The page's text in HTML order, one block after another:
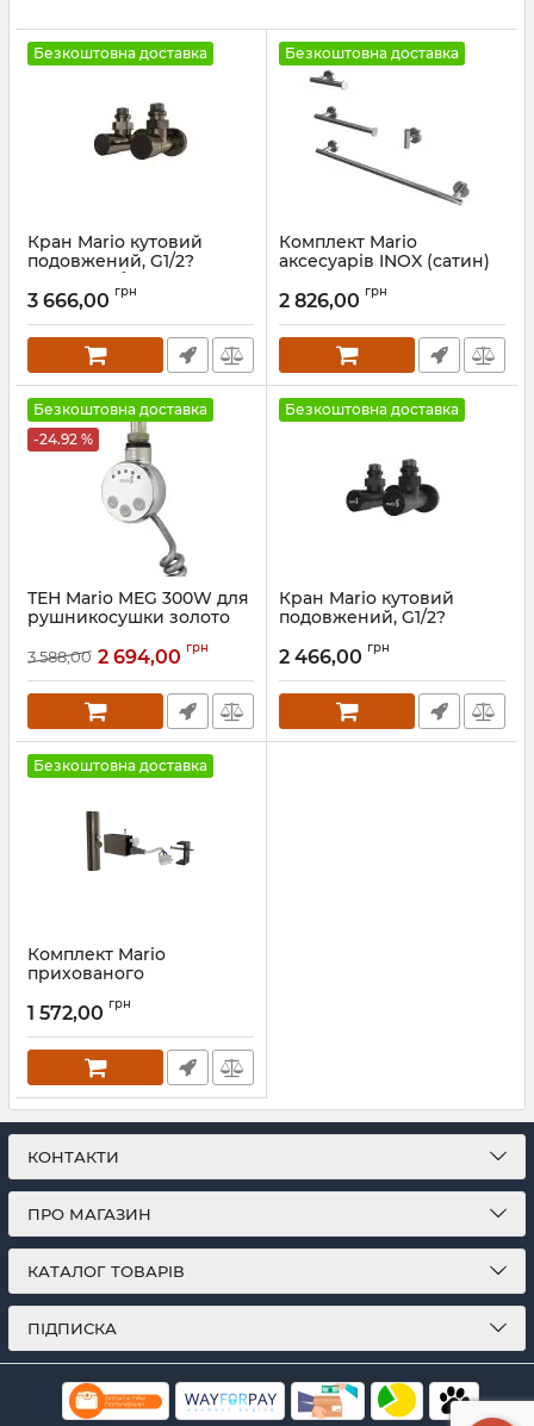
Безкоштовна доставка
Кран Mario кутовий
подовжений, G1/2?
комплект бронза
Артикул:4.0.0101.55.P-br
3 666,00 грн
Безкоштовна доставка
Комплект Mario
аксесуарів INOX (сатин)
2 826,00 грн
Безкоштовна доставка
-24.92 %
ТЕН Mario MEG 300W для
рушникосушки золото
3 588,00 2 694,00 грн
Безкоштовна доставка
Кран Mario кутовий
подовжений, G1/2?
Артикул:4.0.0101.55.P-BM
2 466,00 грн
Безкоштовна доставка
Комплект Mario
прихованого
трубу) бронза
Артикул:3.0.0900.0.P-br
1 572,00 грн
КОНТАКТИ
ПРО МАГАЗИН
КАТАЛОГ ТОВАРІВ
ПІДПИСКА